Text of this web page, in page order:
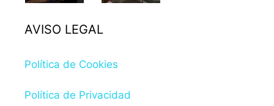
AVISO LEGAL
Política de Cookies
Política de Privacidad